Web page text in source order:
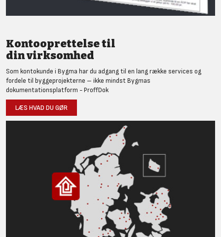
Kontooprettelse til
din virksomhed
Som kontokunde i Bygma har du adgang til en lang række services og
fordele til byggeprojekterne – ikke mindst Bygmas
dokumentationsplatform - ProffDok
LÆS HVAD DU GØR